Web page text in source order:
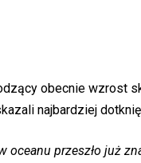
obecnie wzrost
najbardziej
oceanu przeszło już